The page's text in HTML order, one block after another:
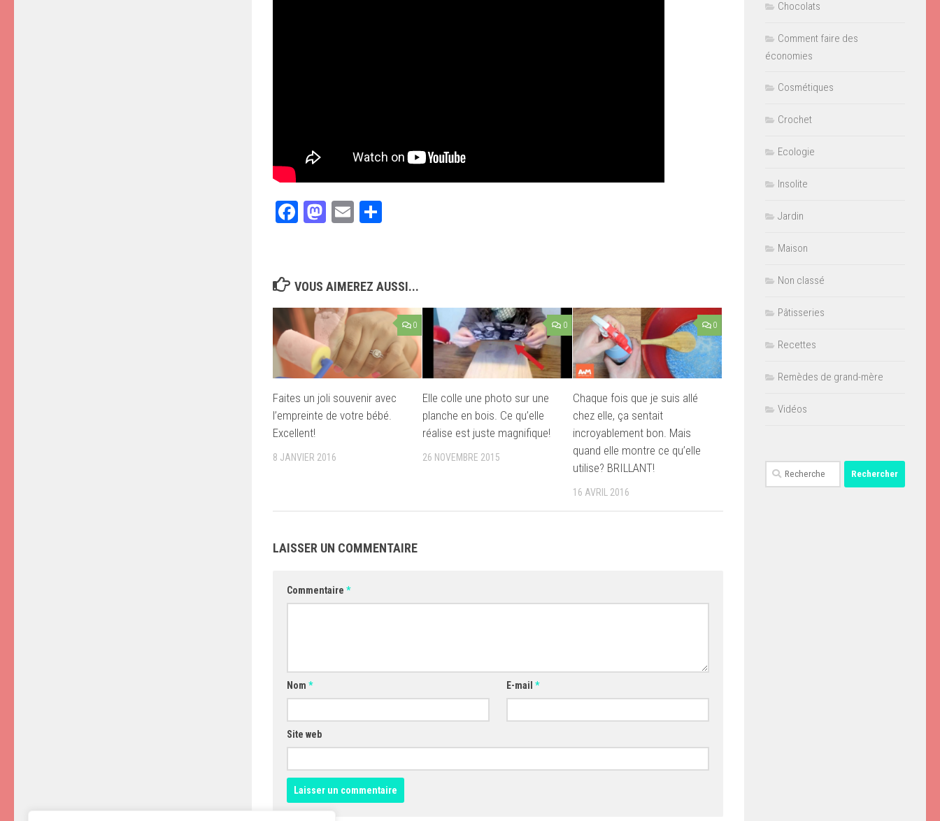
Facebook
Mastodon
Email
VOUS AIMEREZ AUSSI...
0
Faites un joli souvenir avec
l’empreinte de votre bébé.
Excellent!
8 JANVIER 2016
0
Elle colle une photo sur une
planche en bois. Ce qu’elle
réalise est juste magnifique!
26 NOVEMBRE 2015
0
Chaque fois que je suis allé
chez elle, ça sentait
incroyablement bon. Mais
quand elle montre ce qu’elle
utilise? BRILLANT!
16 AVRIL 2016
LAISSER UN COMMENTAIRE
Commentaire *
Nom * E-mail*
Site web
Chocolats
Comment faire des
économies
Cosmétiques
Crochet
Ecologie
Insolite
Jardin
Maison
Non classé
Pâtisseries
Recettes
Remèdes de grand-mère
Vidéos
Rechercher :